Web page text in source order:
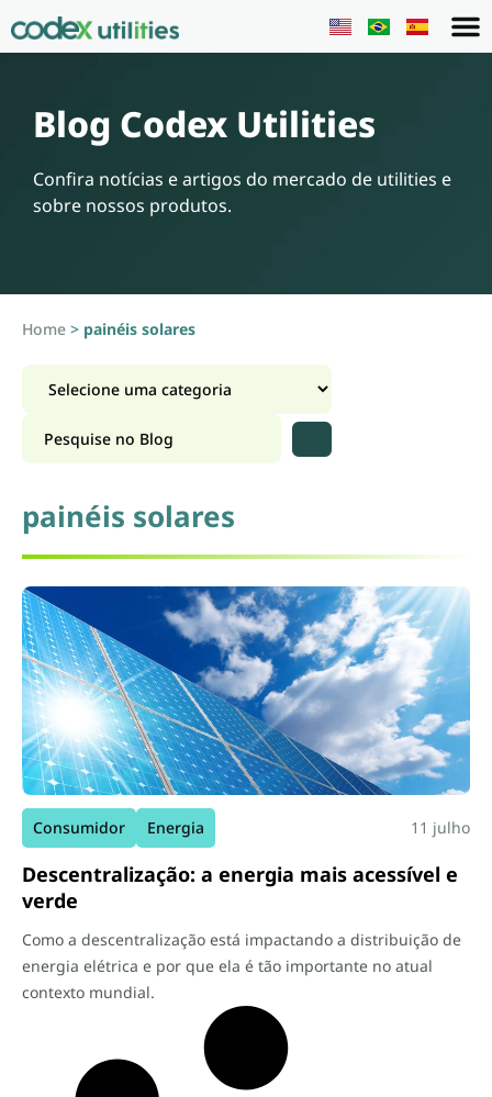
Blog Codex Utilities
Confira notícias e artigos do mercado de utilities e
sobre nossos produtos.
Home > painéis solares
painéis solares
Consumidor Energia 11 julho
Descentralização: a energia mais acessível e
verde
Como a descentralização está impactando a distribuição de
energia elétrica e por que ela é tão importante no atual
contexto mundial.